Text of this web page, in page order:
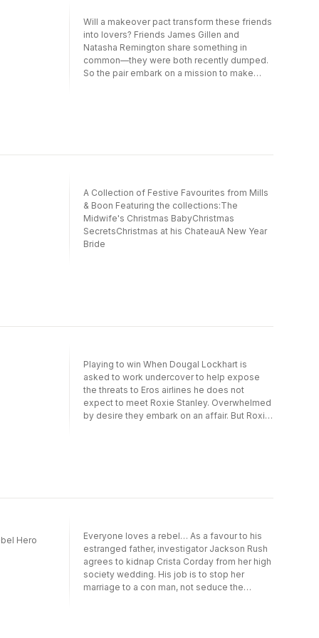
Will a makeover pact transform these friends
into lovers? Friends James Gillen and
Natasha Remington share something in
common—they were both recently dumped.
So the pair embark on a mission to make
A Collection of Festive Favourites from Mills
& Boon Featuring the collections:The
Midwife's Christmas BabyChristmas
SecretsChristmas at his ChateauA New Year
Bride
Playing to win When Dougal Lockhart is
asked to work undercover to help expose
the threats to Eros airlines he does not
expect to meet Roxie Stanley. Overwhelmed
by desire they embark on an affair. But Roxie
convince her to make a bargain with the
boss…•When Blake Jarrod’s devoted
assistant suddenly resigns, the hotelier
wants answers. But Samantha Thompson
wasn’t talking. Turning her two weeks notice
into four, Blake gives himself one month to
Hero
Everyone loves a rebel… As a favour to his
estranged father, investigator Jackson Rush
agrees to kidnap Crista Corday from her high
society wedding. His job is to stop her
marriage to a con man, not seduce the